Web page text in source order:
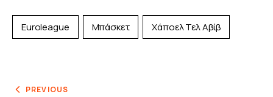
Euroleague Μπάσκετ Χάποελ Τελ Αβίβ
PREVIOUS